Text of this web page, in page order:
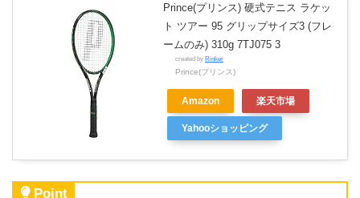
Prince(プリンス) 硬式テニス ラケッ
ト ツアー 95 グリップサイズ3 (フレ
ームのみ) 310g 7TJ075 3
created by Rinker
Prince(プリンス)
Amazon 楽天市場
Yahooショッピング
Point